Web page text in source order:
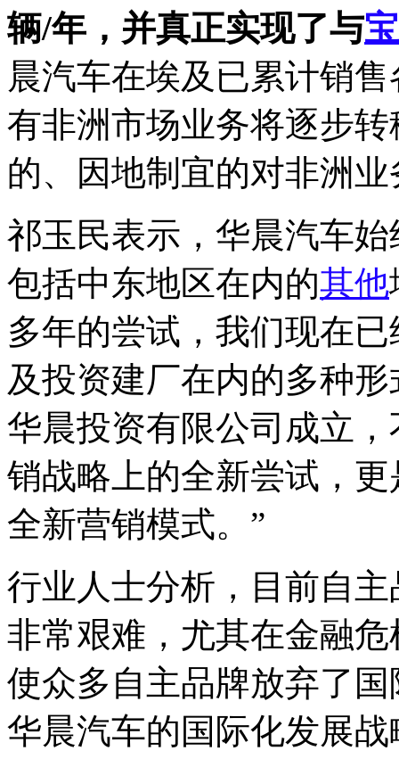
辆/年，并真正实现了与
晨汽车在埃及已累计销售
有非洲市场业务将逐步
的、因地制宜的对非洲
祁玉民表示，华晨汽车
包括中东地区在内的其他
多年的尝试，我们现在
及投资建厂在内的多种
华晨投资有限公司成立
销战略上的全新尝试，
全新营销模式。”
行业人士分析，目前自
非常艰难，尤其在金融
使众多自主品牌放弃了
华晨汽车的国际化发展